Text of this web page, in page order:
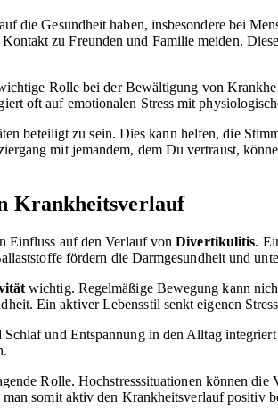
die Gesundheit haben, insbesondere bei
zu Freunden und Familie meiden.
Rolle bei der Bewältigung von
oft auf emotionalen Stress mit
beteiligt zu sein. Dies kann helfen, die
mit jemandem, dem Du vertraust,
Krankheitsverlauf
Einfluss auf den Verlauf vonDivertikulitis.
fördern die Darmgesundheit und
wichtig. Regelmäßige Bewegung kann
Ein aktiver Lebensstil senkt eigenen
Schlaf und Entspannung in den Alltag
Rolle. Hochstresssituationen können
somit aktiv den Krankheitsverlauf positiv